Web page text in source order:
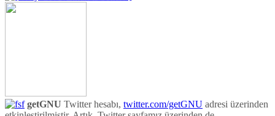
getGNU Twitter hesabı, twitter.com/getGNU adresi üzerinden